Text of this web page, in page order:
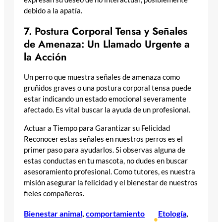
debido a la apatía.
7. Postura Corporal Tensa y Señales
de Amenaza: Un Llamado Urgente a
la Acción
Un perro que muestra señales de amenaza como
gruñidos graves o una postura corporal tensa puede
estar indicando un estado emocional severamente
afectado. Es vital buscar la ayuda de un profesional.
Actuar a Tiempo para Garantizar su Felicidad
Reconocer estas señales en nuestros perros es el
primer paso para ayudarlos. Si observas alguna de
estas conductas en tu mascota, no dudes en buscar
asesoramiento profesional. Como tutores, es nuestra
misión asegurar la felicidad y el bienestar de nuestros
fieles compañeros.
Bienestar animal, comportamiento
•
Etología